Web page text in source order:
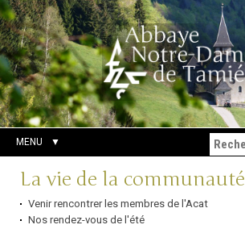
Aller
au
contenu.
|
Aller
à
la
navigation
Outils
personnels
Chercher par
Recherche
avancée…
MENU
Navigation
La vie de la communauté
Venir rencontrer les membres de l'Acat
Nos rendez-vous de l'été